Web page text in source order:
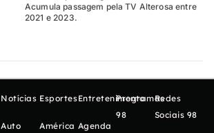
Acumula passagem pela TV Alterosa entre
2021 e 2023.
Notícias
Auto
Esportes
América
Entretenimento
Agenda
Programas
98
Redes
Sociais 98